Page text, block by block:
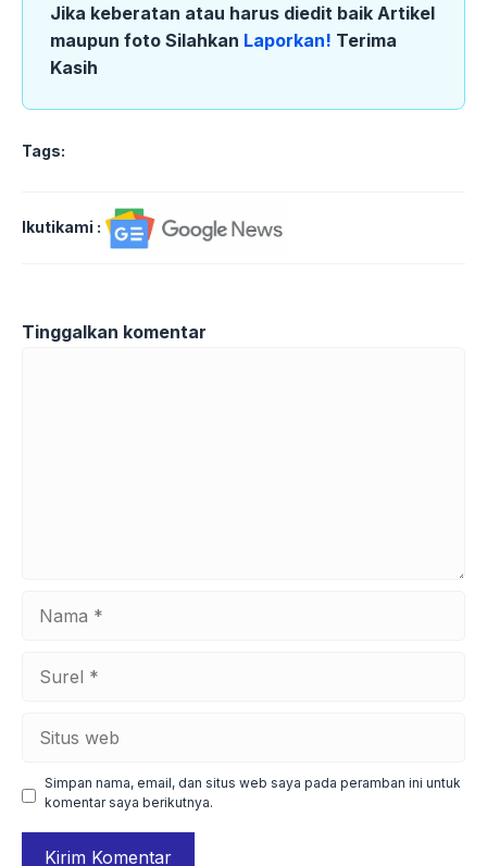
Jika keberatan atau harus diedit baik Artikel
maupun foto Silahkan Laporkan! Terima
Kasih
Tags:
Ikutikami :
Tinggalkan komentar
web
Simpan nama, email, dan situs web saya pada peramban ini untuk
komentar saya berikutnya.